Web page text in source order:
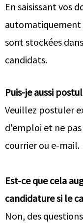
En saisissant vos
automatiquement
sont stockées
candidats.
Puis-je aussi
Veuillez postuler
d'emploi et ne
courrier ou e-mail.
Est-ce que cela
candidature si le
Non, des